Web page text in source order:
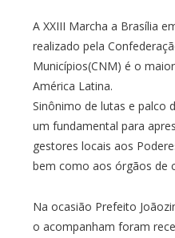
A XXIII Marcha a Brasília
realizado pela
Municípios(CNM) é o
América Latina.
Sinônimo de lutas e palco
um fundamental para
gestores locais aos
bem como aos órgãos de
Na ocasião Prefeito
o acompanham foram